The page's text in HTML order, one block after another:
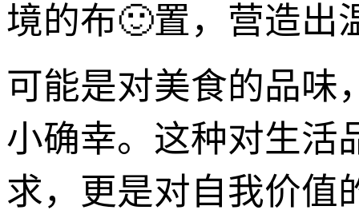
境的布🙂置，营造出
可能是对美食的品味
小确幸。这种对生活
求，更是对自我价值